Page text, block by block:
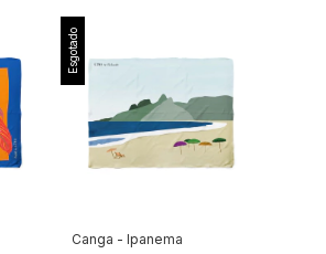
Esgotado
Canga - Ipanema